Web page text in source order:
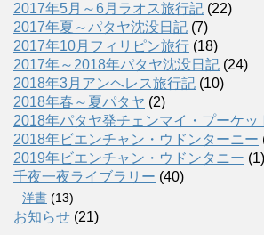
2017年5月～6月ラオス旅行記 (22)
2017年夏～パタヤ沈没日記 (7)
2017年10月フィリピン旅行 (18)
2017年～2018年パタヤ沈没日記 (24)
2018年3月アンヘレス旅行記 (10)
2018年春～夏パタヤ (2)
2018年パタヤ発チェンマイ・プーケッ
2018年ビエンチャン・ウドンターニー
2019年ビエンチャン・ウドンタニー (1)
千夜一夜ライブラリー (40)
洋書 (13)
お知らせ (21)